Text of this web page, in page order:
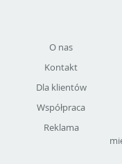
O nas
Kontakt
Dla klientów
Współpraca
Reklama